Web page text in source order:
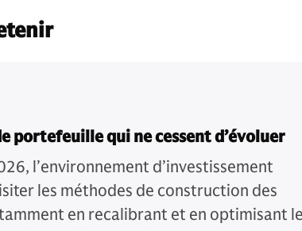
portefeuille qui ne cessent d’évoluer
l’environnement d’investissement
les méthodes de construction des
en recalibrant et en optimisant